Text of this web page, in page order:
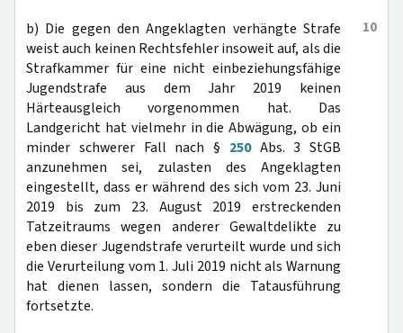
10
b) Die gegen den Angeklagten verhängte Strafe
weist auch keinen Rechtsfehler insoweit auf, als die
Strafkammer für eine nicht einbeziehungsfähige
Jugendstrafe aus dem Jahr 2019 keinen
Härteausgleich vorgenommen hat. Das
Landgericht hat vielmehr in die Abwägung, ob ein
minder schwerer Fall nach § 250Abs. 3 StGB
anzunehmen sei, zulasten des Angeklagten
eingestellt, dass er während des sich vom 23. Juni
2019 bis zum 23. August 2019 erstreckenden
Tatzeitraums wegen anderer Gewaltdelikte zu
eben dieser Jugendstrafe verurteilt wurde und sich
die Verurteilung vom 1. Juli 2019 nicht als Warnung
hat dienen lassen, sondern die Tatausführung
fortsetzte.